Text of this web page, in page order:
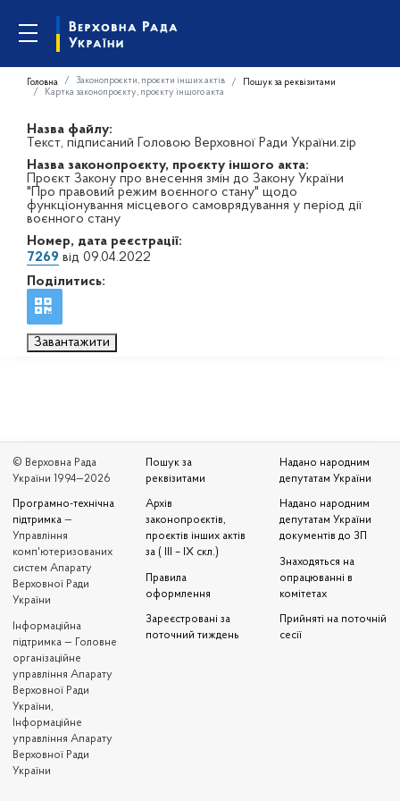
Головна Законопроєкти, проєкти інших актів
Пошук за реквізитами
Картка законопроєкту, проєкту іншого акта
Назва файлу:
Текст, підписаний Головою Верховної Ради України.zip
Назва законопроєкту, проєкту іншого акта:
Проєкт Закону про внесення змін до Закону України
"Про правовий режим воєнного стану" щодо
функціонування місцевого самоврядування у період дії
воєнного стану
Номер, дата реєстрації:
7269 від 09.04.2022
Поділитись:
Завантажити
© Верховна Рада
України 1994—2026
Програмно-технічна
підтримка —
Управління
комп'ютеризованих
систем Апарату
Верховної Ради
України
Iнформаційна
підтримка — Головне
організаційне
управління Апарату
Верховної Ради
України,
Інформаційне
управління Апарату
Верховної Ради
України
Пошук за
реквізитами
Архів
законопроєктів,
проєктів інших актів
за ( III – IX скл.)
Правила
оформлення
Зареєстровані за
поточний тиждень
Надано народним
депутатам України
Надано народним
депутатам України
документів до ЗП
Знаходяться на
опрацюванні в
комітетах
Прийняті на поточній
сесії